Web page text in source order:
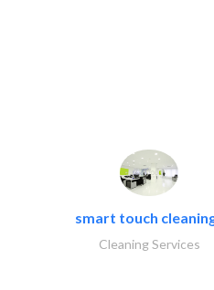
smart touch
Cleaning Services